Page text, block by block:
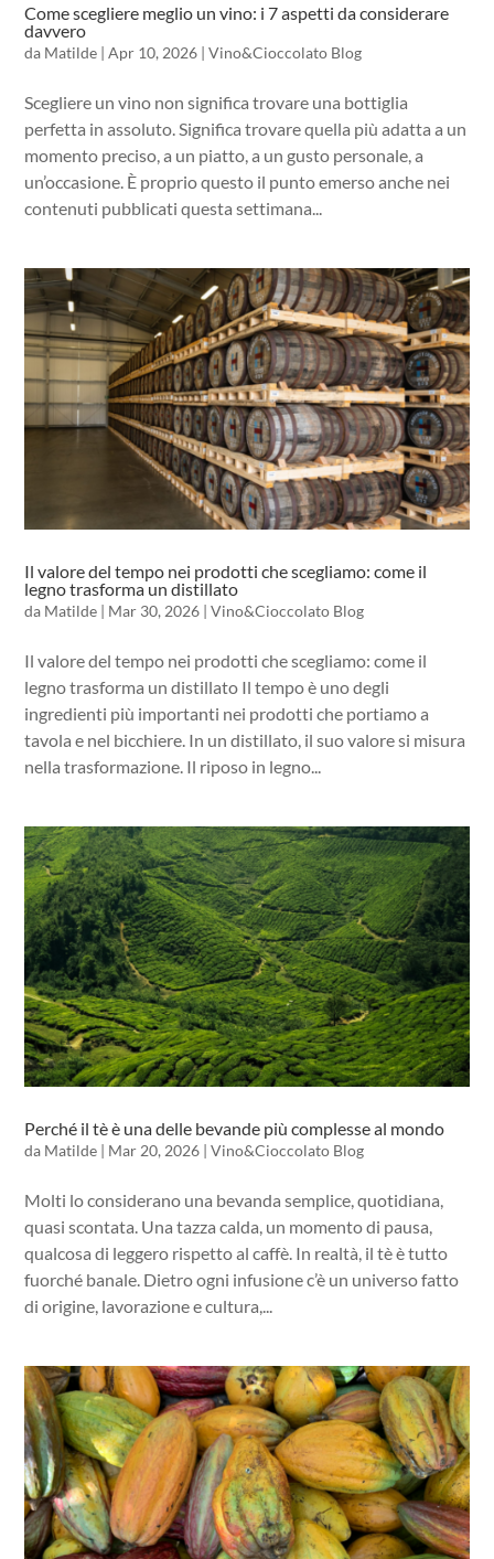
Come scegliere meglio un vino: i 7 aspetti da considerare
davvero
da Matilde |Apr 10, 2026 |Vino&Cioccolato Blog
Scegliere un vino non significa trovare una bottiglia
perfetta in assoluto. Significa trovare quella più adatta a un
momento preciso, a un piatto, a un gusto personale, a
un’occasione. È proprio questo il punto emerso anche nei
contenuti pubblicati questa settimana...
Il valore del tempo nei prodotti che scegliamo: come il
legno trasforma un distillato
da Matilde | Mar 30, 2026 |Vino&Cioccolato Blog
Il valore del tempo nei prodotti che scegliamo: come il
legno trasforma un distillato Il tempo è uno degli
ingredienti più importanti nei prodotti che portiamo a
tavola e nel bicchiere. In un distillato, il suo valore si misura
nella trasformazione. Il riposo in legno...
Perché il tè è una delle bevande più complesse al mondo
da Matilde | Mar 20, 2026 |Vino&Cioccolato Blog
Molti lo considerano una bevanda semplice, quotidiana,
quasi scontata. Una tazza calda, un momento di pausa,
qualcosa di leggero rispetto al caffè. In realtà, il tè è tutto
fuorché banale. Dietro ogni infusione c’è un universo fatto
di origine, lavorazione e cultura,...